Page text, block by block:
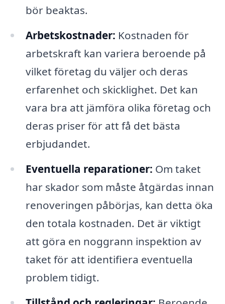
bör beaktas.
Arbetskostnader: Kostnaden för
arbetskraft kan variera beroende på
vilket företag du väljer och deras
erfarenhet och skicklighet. Det kan
vara bra att jämföra olika företag och
deras priser för att få det bästa
erbjudandet.
Eventuella reparationer: Om taket
har skador som måste åtgärdas innan
renoveringen påbörjas, kan detta öka
den totala kostnaden. Det är viktigt
att göra en noggrann inspektion av
taket för att identifiera eventuella
problem tidigt.